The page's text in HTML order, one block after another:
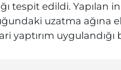
tespit edildi.
uzatma ağına
yaptırım uygulandığı